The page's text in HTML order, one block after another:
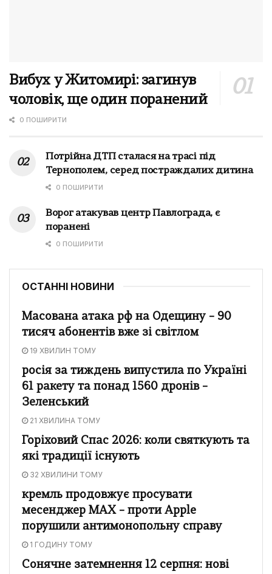
Вибух у Житомирі: загинув
чоловік, ще один поранений
0 ПОШИРИТИ
Потрійна ДТП сталася на трасі під
Тернополем, серед постраждалих дитина
0 ПОШИРИТИ
Ворог атакував центр Павлограда, є
поранені
0 ПОШИРИТИ
ОСТАННІ НОВИНИ
Масована атака рф на Одещину – 90
тисяч абонентів вже зі світлом
19 ХВИЛИН ТОМУ
росія за тиждень випустила по Україні
61 ракету та понад 1560 дронів –
Зеленський
21 ХВИЛИНА ТОМУ
Горіховий Спас 2026: коли святкують та
які традиції існують
32 ХВИЛИНИ ТОМУ
кремль продовжує просувати
месенджер MAX – проти Apple
порушили антимонопольну справу
1 ГОДИНУ ТОМУ
Сонячне затемнення 12 серпня: нові